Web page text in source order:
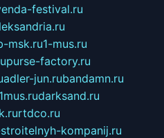
festival.ru
msk.ru1-mus.ru
purse-factory.ru
adler-jun.rubandamn.ru
1mus.rudarksand.ru
rtdco.ru
kompanij.ru